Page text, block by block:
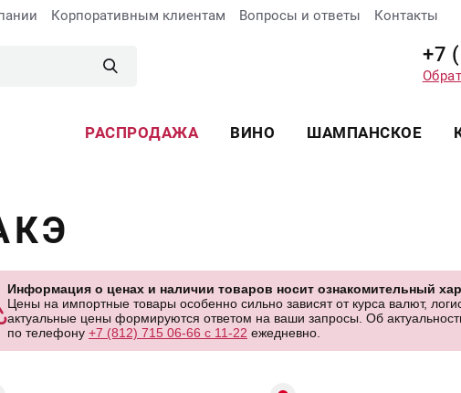
Корпоративным клиентам Вопросы и ответы Контакты
+7
РАСПРОДАЖА ВИНО ШАМПАНСКОЕ
Информация о ценах и наличии товаров носит ознакомительный
Цены на импортные товары особенно сильно зависят от курса валют,
актуальные цены формируются ответом на ваши запросы. Об
по телефону +7 (812) 715 06-66 с 11-22 ежедневно.